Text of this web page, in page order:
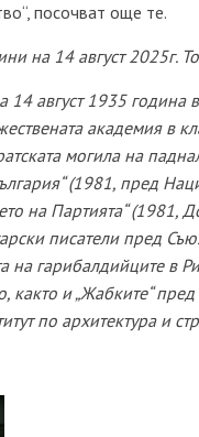
посочват още те.
на 14 август2025г.
август 1935 година
академия в
могила на
(1981, пред
на Партията“ (1981,
писатели пред
на гарибалдийците в
както и „Жабките“
по архитектура и